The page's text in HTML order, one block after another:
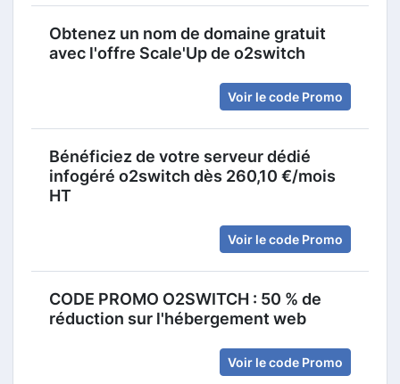
Obtenez un nom de domaine gratuit
avec l'offre Scale'Up de o2switch
Voir le code Promo
Bénéficiez de votre serveur dédié
infogéré o2switch dès 260,10 €/mois
HT
Voir le code Promo
CODE PROMO O2SWITCH : 50 % de
réduction sur l'hébergement web
Voir le code Promo